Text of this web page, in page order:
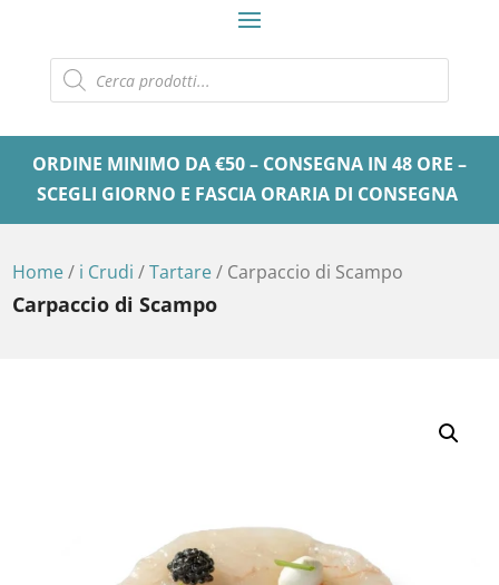
Products
search
ORDINE MINIMO DA €50 – CONSEGNA IN 48 ORE –
SCEGLI GIORNO E FASCIA ORARIA DI CONSEGNA
Home/ i Crudi /Tartare/ Carpaccio di Scampo
Carpaccio di Scampo